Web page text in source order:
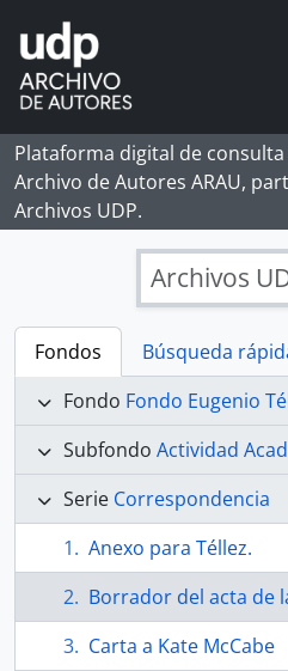
Skip to main content
Plataforma digital de
Archivo de Autores ARAU,
Archivos UDP.
Archivos
Fondos
Búsqueda
Fondo Fondo Eugenio
Subfondo Actividad
Serie Correspondencia
Anexo para Téllez.
Borrador del acta de la reunión
Carta a Kate McCabe